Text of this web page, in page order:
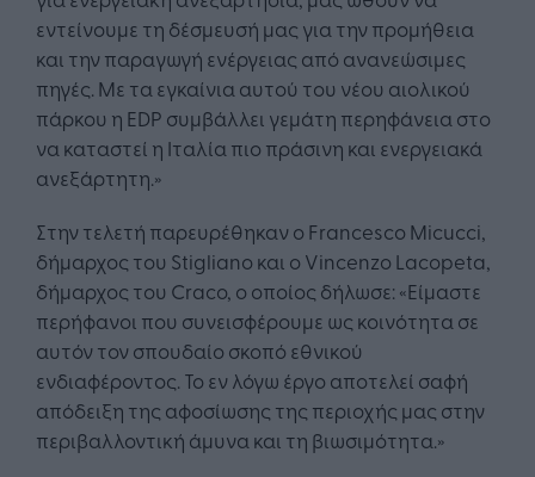
εντείνουμε τη δέσμευσή μας για την προμήθεια
και την παραγωγή ενέργειας από ανανεώσιμες
πηγές. Με τα εγκαίνια αυτού του νέου αιολικού
πάρκου η EDP συμβάλλει γεμάτη περηφάνεια στο
να καταστεί η Ιταλία πιο πράσινη και ενεργειακά
ανεξάρτητη.»
Στην τελετή παρευρέθηκαν ο Francesco Micucci,
δήμαρχος του Stigliano και ο Vincenzo Lacopeta,
δήμαρχος του Craco, ο οποίος δήλωσε: «Είμαστε
περήφανοι που συνεισφέρουμε ως κοινότητα σε
αυτόν τον σπουδαίο σκοπό εθνικού
ενδιαφέροντος. Το εν λόγω έργο αποτελεί σαφή
απόδειξη της αφοσίωσης της περιοχής μας στην
περιβαλλοντική άμυνα και τη βιωσιμότητα.»